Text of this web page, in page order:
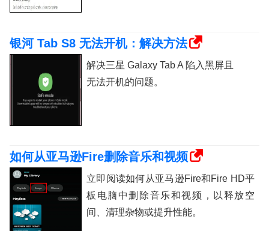
银河 Tab S8 无法开机：解决方法
解决三星 Galaxy Tab A 陷入黑屏且
无法开机的问题。
如何从亚马逊Fire删除音乐和视频
立即阅读如何从亚马逊Fire和Fire HD平
板电脑中删除音乐和视频，以释放空
间、清理杂物或提升性能。